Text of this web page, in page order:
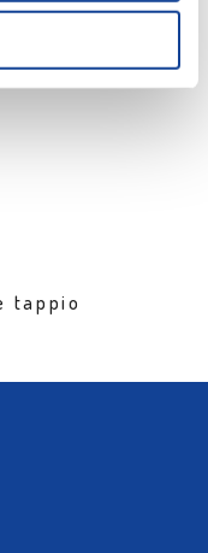
Tarasevicius Liettua
tappio